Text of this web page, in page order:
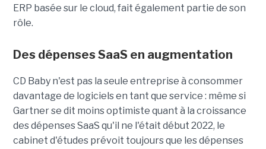
ERP basée sur le cloud, fait également partie de son
rôle.
Des dépenses SaaS en augmentation
CD Baby n'est pas la seule entreprise à consommer
davantage de logiciels en tant que service : même si
Gartner se dit moins optimiste quant à la croissance
des dépenses SaaS qu'il ne l'était début 2022, le
cabinet d'études prévoit toujours que les dépenses